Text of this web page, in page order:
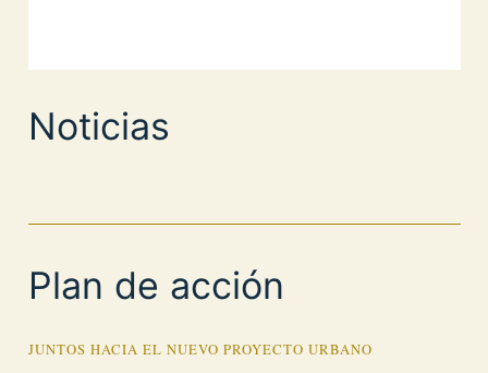
Noticias
Plan de acción
JUNTOS HACIA EL NUEVO PROYECTO URBANO